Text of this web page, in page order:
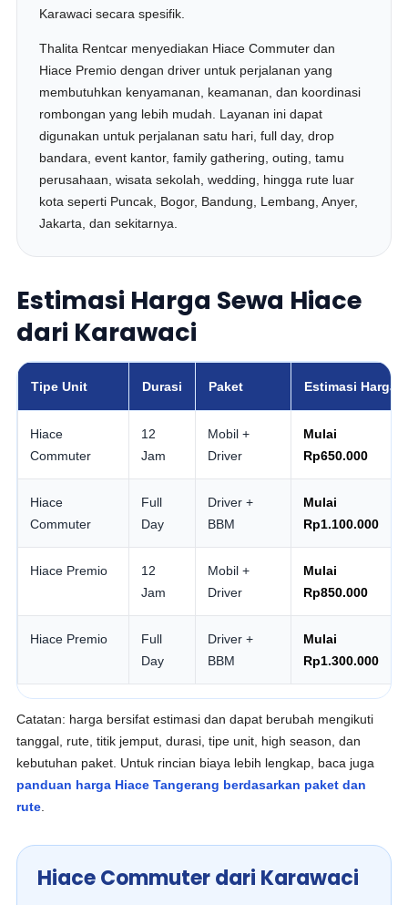
Karawaci secara spesifik.
Thalita Rentcar menyediakan Hiace Commuter dan
Hiace Premio dengan driver untuk perjalanan yang
membutuhkan kenyamanan, keamanan, dan koordinasi
rombongan yang lebih mudah. Layanan ini dapat
digunakan untuk perjalanan satu hari, full day, drop
bandara, event kantor, family gathering, outing, tamu
perusahaan, wisata sekolah, wedding, hingga rute luar
kota seperti Puncak, Bogor, Bandung, Lembang, Anyer,
Jakarta, dan sekitarnya.
Estimasi Harga Sewa Hiace
dari Karawaci
Tipe Unit Durasi Paket Estimasi Harga
Hiace
Commuter
12
Jam
Mobil +
Driver
Mulai
Rp650.000
Hiace
Commuter
Full
Day
Driver +
BBM
Mulai
Rp1.100.000
Hiace Premio
12
Jam
Mobil +
Driver
Mulai
Rp850.000
Hiace Premio
Full
Day
Driver +
BBM
Mulai
Rp1.300.000
Catatan: harga bersifat estimasi dan dapat berubah mengikuti
tanggal, rute, titik jemput, durasi, tipe unit, high season, dan
kebutuhan paket. Untuk rincian biaya lebih lengkap, baca juga
panduan harga Hiace Tangerang berdasarkan paket dan
rute
Hiace Commuter dari Karawaci